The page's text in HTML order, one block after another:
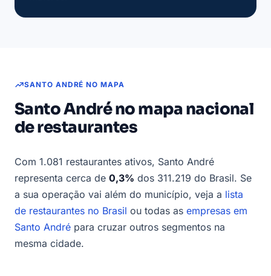
SANTO ANDRÉ NO MAPA
Santo André no mapa nacional
de restaurantes
Com 1.081 restaurantes ativos, Santo André
representa cerca de 0,3% dos 311.219 do Brasil. Se
a sua operação vai além do município, veja a lista
de restaurantes no Brasil ou todas as empresas em
Santo André para cruzar outros segmentos na
mesma cidade.